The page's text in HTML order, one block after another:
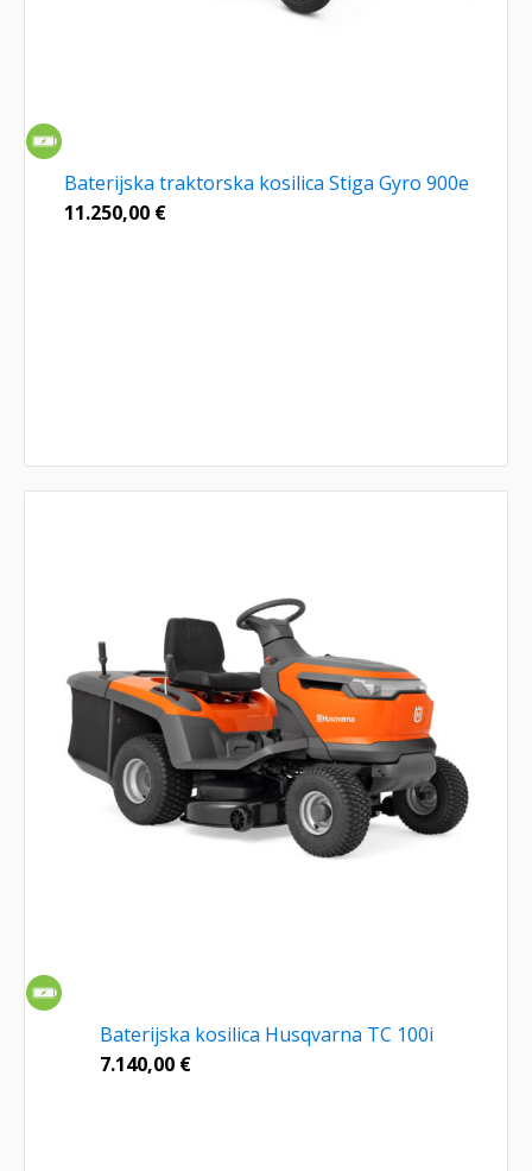
Baterijska traktorska kosilica Stiga Gyro 900e
11.250,00 €
Baterijska kosilica Husqvarna TC 100i
7.140,00 €